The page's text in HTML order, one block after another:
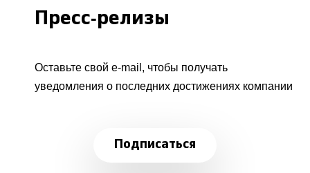
Пресс-релизы
Оставьте свой e-mail, чтобы получать
уведомления о последних достижениях компании
Подписаться